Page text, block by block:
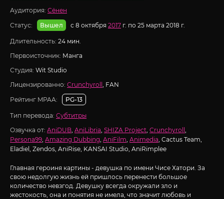
Аудитория: Сёнен
Статус:
Вышел с 8 октября 2017 г. по 25 марта 2018 г.
Длительность: 24 мин.
Первоисточник: Манга
Студия: Wit Studio
Лицензированно: Crunchyroll , FAN
Рейтинг MPAA:
PG-13
Тип перевода: Субтитры
Озвучка от: AniDUB, AniLibria, SHIZA Project, Crunchyroll ,
Persona99, Amazing Dubbing, AniFilm, Animedia, Cactus Team,
Eladiel, Zendos, AniRise, KANSAI Studio, AniRimplee
Главная героиня картины - девушка по имени Чисе Хатори. За
свою недолгую жизнь ей пришлось перенести большое
количество невзгод. Девушку всегда окружали зло и
жестокость, она и понятия не имела, что значит любовь и